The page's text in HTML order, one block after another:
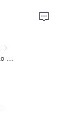
Broca de Terra